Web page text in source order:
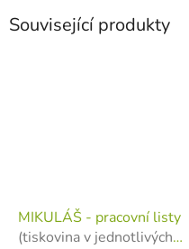
Související produkty
MIKULÁŠ - pracovní listy
(tiskovina v jednotlivých